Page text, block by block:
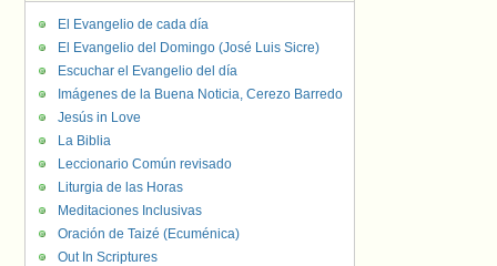
El Evangelio de cada día
El Evangelio del Domingo (José Luis Sicre)
Escuchar el Evangelio del día
Imágenes de la Buena Noticia, Cerezo Barredo
Jesús in Love
La Biblia
Leccionario Común revisado
Liturgia de las Horas
Meditaciones Inclusivas
Oración de Taizé (Ecuménica)
Out In Scriptures